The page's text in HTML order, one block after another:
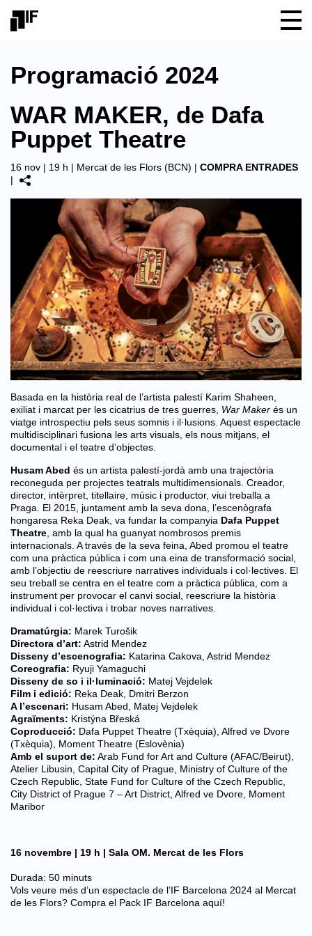
Programació 2024
WAR MAKER, de Dafa
Puppet Theatre
16 nov | 19 h | Mercat de les Flors (BCN) | COMPRA ENTRADES
|
Basada en la història real de l’artista palestí Karim Shaheen,
exiliat i marcat per les cicatrius de tres guerres, War Maker és un
viatge introspectiu pels seus somnis i il·lusions. Aquest espectacle
multidisciplinari fusiona les arts visuals, els nous mitjans, el
documental i el teatre d’objectes.
Husam Abed és un artista palestí-jordà amb una trajectòria
reconeguda per projectes teatrals multidimensionals. Creador,
director, intèrpret, titellaire, músic i productor, viui treballa a
Praga. El 2015, juntament amb la seva dona, l’escenògrafa
hongaresa Reka Deak, va fundar la companyia Dafa Puppet
Theatre , amb la qual ha guanyat nombrosos premis
internacionals. A través de la seva feina, Abed promou el teatre
com una pràctica pública i com una eina de transformació social,
amb l’objectiu de reescriure narratives individuals i col·lectives. El
seu treball se centra en el teatre com a pràctica pública, com a
instrument per provocar el canvi social, reescriure la història
individual i col·lectiva i trobar noves narratives.
Dramatúrgia: Marek Turošik
Directora d’art: Astrid Mendez
Disseny d’escenografia: Katarina Cakova, Astrid Mendez
Coreografia: Ryuji Yamaguchi
Disseny de so i il·luminació: Matej Vejdelek
Film i edició: Reka Deak, Dmitri Berzon
A l’escenari: Husam Abed, Matej Vejdelek
Agraïments: Kristýna Břeská
Coproducció: Dafa Puppet Theatre (Txèquia), Alfred ve Dvore
(Txèquia), Moment Theatre (Eslovènia)
Amb el suport de: Arab Fund for Art and Culture (AFAC/Beirut),
Atelier Libusin, Capital City of Prague, Ministry of Culture of the
Czech Republic, State Fund for Culture of the Czech Republic,
City District of Prague 7 – Art District, Alfred ve Dvore, Moment
Maribor
16 novembre | 19 h | Sala OM. Mercat de les Flors
Durada: 50 minuts
Vols veure més d’un espectacle de l’IF Barcelona 2024 al Mercat
de les Flors? Compra el Pack IF Barcelona aquí!